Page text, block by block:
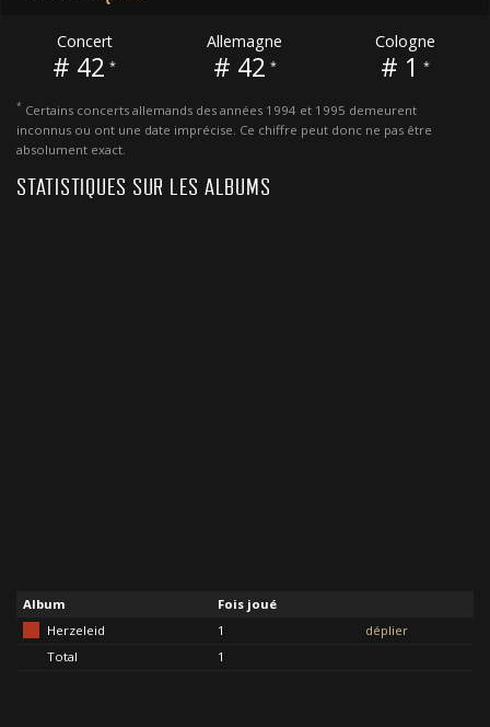
Concert
# 42 *
Allemagne
# 42 *
Cologne
# 1 *
* Certains concerts allemands des années 1994 et 1995 demeurent
inconnus ou ont une date imprécise. Ce chiffre peut donc ne pas être
absolument exact.
STATISTIQUES SUR LES ALBUMS
Album
Fois joué
Herzeleid
1
déplier
Total
1